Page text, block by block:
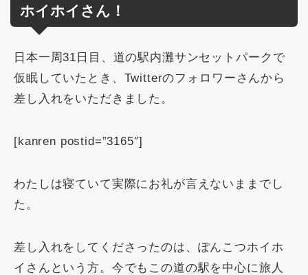
ホイホイさん！
日本一周31日目、道の駅内灘サンセットパークで
仮眠していたとき、Twitterのフォロワーさんから
差し入れをいただきました。
[kanren postid=”3165″]
わたしは寝ていて実際にお礼が言えないままでし
た。
差し入れをしてくださったのは、ぽんこつホイホ
イさんという方。今でもこの道の駅を中心に旅人